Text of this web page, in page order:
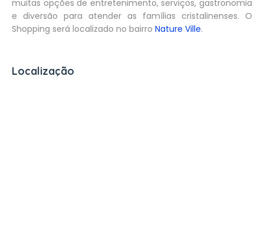
muitas opções de entretenimento, serviços, gastronomia
e diversão para atender as famílias cristalinenses. O
Shopping será localizado no bairro Nature Ville.
Localização